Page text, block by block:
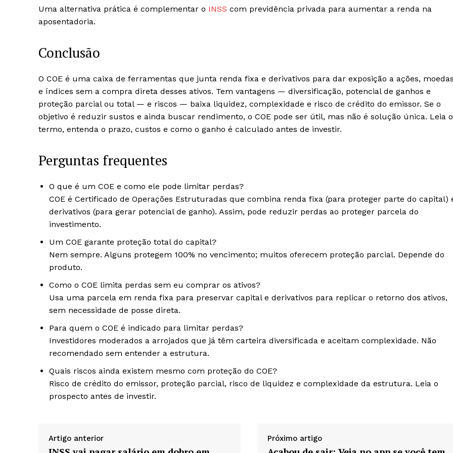
Uma alternativa prática é complementar o INSS com previdência privada para aumentar a renda na
aposentadoria.
Conclusão
O COE é uma caixa de ferramentas que junta renda fixa e derivativos para dar exposição a ações,
e índices sem a compra direta desses ativos. Tem vantagens — diversificação, potencial de ganhos e
proteção parcial ou total — e riscos — baixa liquidez, complexidade e risco de crédito do emissor. Se o
objetivo é reduzir sustos e ainda buscar rendimento, o COE pode ser útil, mas não é solução única. Leia o
termo, entenda o prazo, custos e como o ganho é calculado antes de investir.
Perguntas frequentes
O que é um COE e como ele pode limitar perdas?
COE é Certificado de Operações Estruturadas que combina renda fixa (para proteger parte do capital)
derivativos (para gerar potencial de ganho). Assim, pode reduzir perdas ao proteger parcela do
investimento.
Um COE garante proteção total do capital?
Nem sempre. Alguns protegem 100% no vencimento; muitos oferecem proteção parcial. Depende do
produto.
Como o COE limita perdas sem eu comprar os ativos?
Usa uma parcela em renda fixa para preservar capital e derivativos para replicar o retorno dos ativos,
sem necessidade de posse direta.
Para quem o COE é indicado para limitar perdas?
Investidores moderados a arrojados que já têm carteira diversificada e aceitam complexidade. Não
recomendado sem entender a estrutura.
Quais riscos ainda existem mesmo com proteção do COE?
Risco de crédito do emissor, proteção parcial, risco de liquidez e complexidade da estrutura. Leia o
prospecto antes de investir.
Artigo anterior Próximo artigo